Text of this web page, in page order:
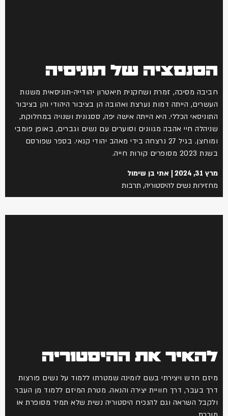
הסנסציה של תוניסיה
חביבה מסיכה, זמרת ושחקנית תיאטרון יהודייה-תוניסאית משנות
העשרים, הייתה דמות נערצת ואהובה הן בציבור היהודי והן בציבור
התוניסאי הכללי. היא הייתה אישה יפה, ססגונית ושנויה במחלוקת,
שניהלה חיי אהבה מגוונים וסוערים עם נשים וגברים, באופן פומבי
ומוחצן. בגיל 27 נרצחה בידי מאהב יהודי קנאי. בספר שפורסם
בשנת 2023 מסופרים קורות חייה.
מרץ 31, 2024
אתי בן שימול
מחזירות נשים להיסטוריה, תרבות
להאיר את ההיסטוריה
מיזם חדש ויצירתי בשם לומינה שמטרתו ללמוד על נשים פורצות
דרך בעבר, דרך חוויית יצירה והנאה. מטרת המיזם ללמוד מן העבר
ולקבל השראה וגם להנכיח היסטוריה נשית שלא תמיד מסופרת או